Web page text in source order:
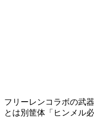
フリーレンコラボの武
とは別筐体「ヒンメル